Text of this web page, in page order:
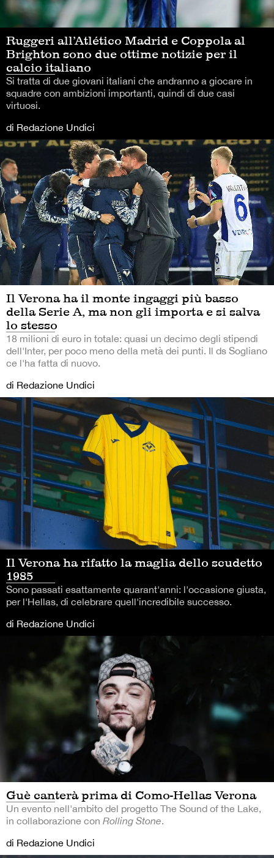
Ruggeri all’Atlético Madrid e Coppola al
Brighton sono due ottime notizie per il
calcio italiano
Si tratta di due giovani italiani che andranno a giocare in
squadre con ambizioni importanti, quindi di due casi
virtuosi.
di Redazione Undici
Il Verona ha il monte ingaggi più basso
della Serie A, ma non gli importa e si salva
lo stesso
18 milioni di euro in totale: quasi un decimo degli stipendi
dell'Inter, per poco meno della metà dei punti. Il ds Sogliano
ce l'ha fatta di nuovo.
di Redazione Undici
Il Verona ha rifatto la maglia dello scudetto
1985
Sono passati esattamente quarant'anni: l'occasione giusta,
per l'Hellas, di celebrare quell'incredibile successo.
di Redazione Undici
Guè canterà prima di Como-Hellas Verona
Un evento nell'ambito del progetto The Sound of the Lake,
in collaborazione con Rolling Stone.
di Redazione Undici